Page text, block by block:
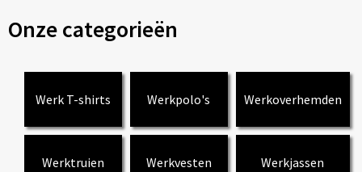
Onze categorieën
Werk T-shirts Werkpolo's Werkoverhemden
Werktruien Werkvesten Werkjassen